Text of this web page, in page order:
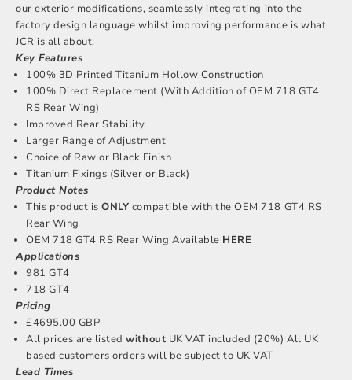
our exterior modifications, seamlessly integrating into the
factory design language whilst improving performance is what
JCR is all about.
Key Features
100% 3D Printed Titanium Hollow Construction
100% Direct Replacement (With Addition of OEM 718 GT4
RS Rear Wing)
Improved Rear Stability
Larger Range of Adjustment
Choice of Raw or Black Finish
Titanium Fixings (Silver or Black)
Product Notes
This product isONLY compatible with the OEM 718 GT4 RS
Rear Wing
OEM 718 GT4 RS Rear Wing Available HERE
Applications
981 GT4
718 GT4
Pricing
£4695.00 GBP
All prices are listedwithout UK VAT included (20%) All UK
based customers orders will be subject to UK VAT
Lead Times